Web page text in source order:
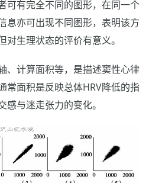
可有完全不同的图形，在同一个
息亦可出现不同图形，表明该方
生理状态的评价有意义。
、计算面积等，是描述窦性心律
常面积是反映总体HRV降低的指
与迷走张力的变化。